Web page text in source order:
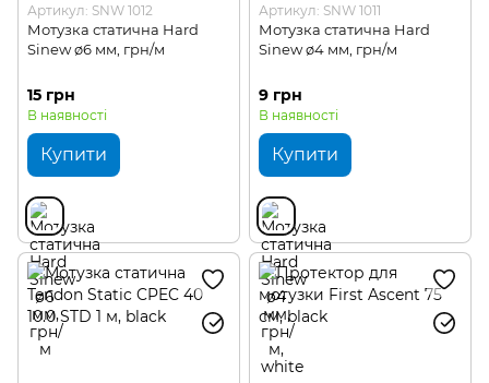
Артикул: SNW 1012
Мотузка статична Hard
Sinew ø6 мм, грн/м
15 грн
В наявності
Купити
Артикул: SNW 1011
Мотузка статична Hard
Sinew ø4 мм, грн/м
9 грн
В наявності
Купити